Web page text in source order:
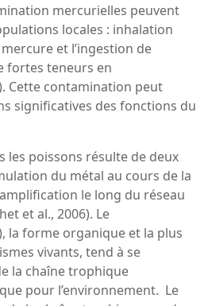
mercurielles peuvent
locales : inhalation
et l’ingestion de
fortes teneurs en
Cette contamination peut
significatives des fonctions du
les poissons résulte de deux
du métal au cours de la
le long du réseau
et al., 2006). Le
la forme organique et la plus
vivants, tend à se
la chaîne trophique
pour l’environnement. Le